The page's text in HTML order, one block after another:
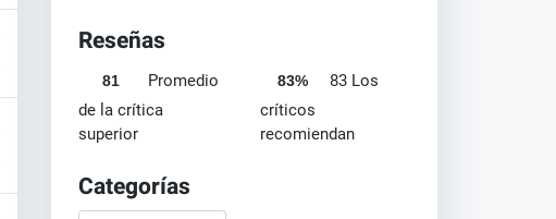
Reseñas
81
Promedio
de la crítica
superior
83%
83 Los
críticos
recomiendan
Categorías